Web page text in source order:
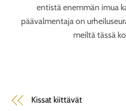
entistä enemmän imua
päävalmentaja on
meiltä tässä
Kissat kiittävät